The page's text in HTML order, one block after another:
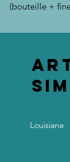
(bouteille +
Louisiane